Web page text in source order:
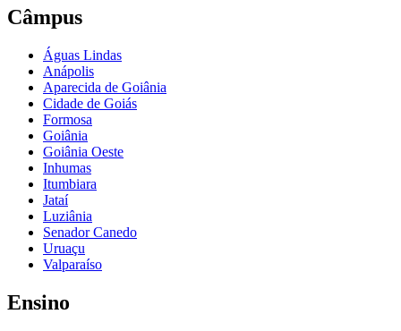
Câmpus
Águas Lindas
Anápolis
Aparecida de Goiânia
Cidade de Goiás
Formosa
Goiânia
Goiânia Oeste
Inhumas
Itumbiara
Jataí
Luziânia
Senador Canedo
Uruaçu
Valparaíso
Ensino